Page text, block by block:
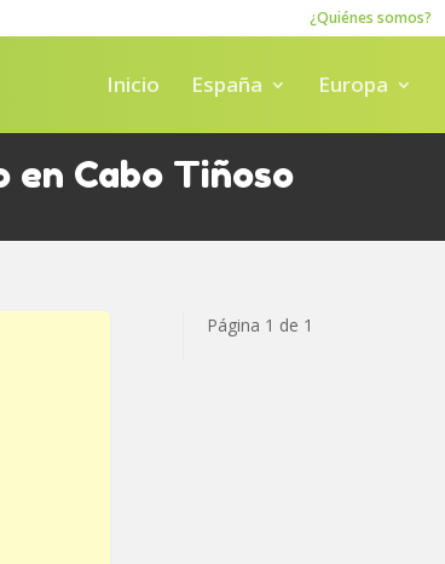
¿Quiénes somos?
Inicio España Europa
en Cabo Tiñoso
Página 1 de 1